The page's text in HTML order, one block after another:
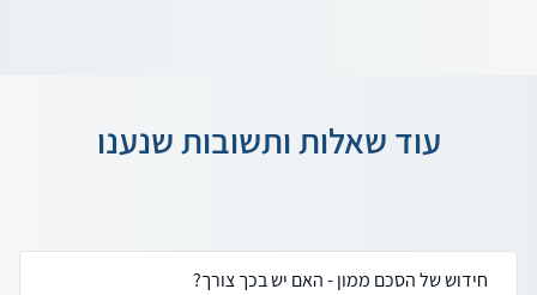
עוד שאלות ותשובות שנענו
חידוש של הסכם ממון - האם יש בכך צורך?